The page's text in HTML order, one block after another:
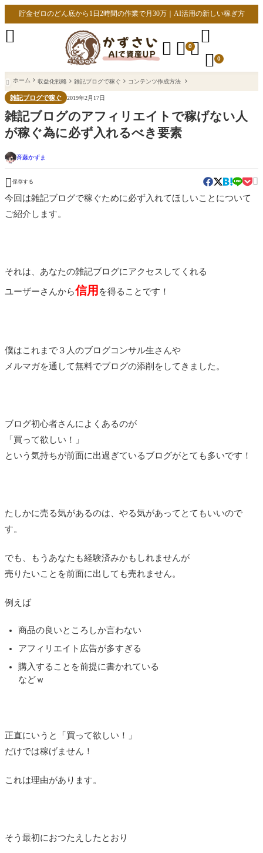
貯金ゼロのどん底から1日2時間の作業で月30万｜AI活用の新しい稼ぎ方
  0

 0

 ホーム 収益化戦略 雑記ブログで稼ぐ コンテンツ作成方法
雑記ブログで稼ぐ 2019年2月17日
雑記ブログのアフィリエイトで稼げない人
が稼ぐ為に必ず入れるべき要素
斉藤かずま
 保存する 
今回は雑記ブログで稼ぐために必ず入れてほしいことについて
ご紹介します。
それは、あなたの雑記ブログにアクセスしてくれる
ユーザーさんから信用 を得ることです！
僕はこれまで３人のブログコンサル生さんや
メルマガを通して無料でブログの添削をしてきました。
ブログ初心者さんによくあるのが
「買って欲しい！」
という気持ちが前面に出過ぎているブログがとても多いです！
たしかに売る気があるのは、やる気があってとてもいいので
す。
でも、もうあなたも経験済みかもしれませんが
売りたいことを前面に出しても売れません。
例えば
商品の良いところしか言わない
アフィリエイト広告が多すぎる
購入することを前提に書かれている
などｗ
正直にいうと「買って欲しい！」
だけでは稼げません！
これは理由があります。
そう最初におつたえしたとおり